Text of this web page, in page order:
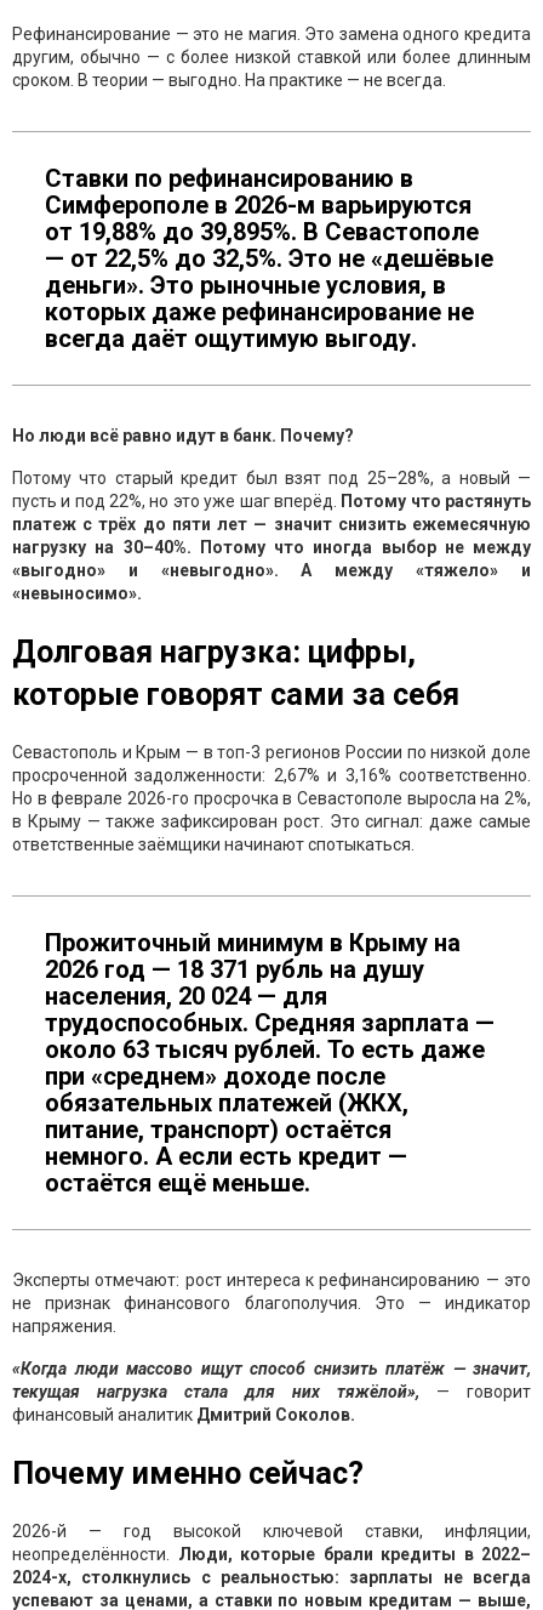
Рефинансирование — это не магия. Это замена одного кредита
другим, обычно — с более низкой ставкой или более длинным
сроком. В теории — выгодно. На практике — не всегда.
Ставки по рефинансированию в
Симферополе в 2026-м варьируются
от 19,88% до 39,895%. В Севастополе
— от 22,5% до 32,5%. Это не «дешёвые
деньги». Это рыночные условия, в
которых даже рефинансирование не
всегда даёт ощутимую выгоду.
Но люди всё равно идут в банк. Почему?
Потому что старый кредит был взят под 25–28%, а новый —
пусть и под 22%, но это уже шаг вперёд.
Потому что растянуть
платеж с трёх до пяти лет — значит снизить ежемесячную
нагрузку на 30–40%. Потому что иногда выбор не между
«выгодно» и «невыгодно». А между «тяжело» и
«невыносимо».
Долговая нагрузка: цифры,
которые говорят сами за себя
Севастополь и Крым — в топ-3 регионов России по низкой доле
просроченной задолженности: 2,67% и 3,16% соответственно.
Но в феврале 2026-го просрочка в Севастополе выросла на 2%,
в Крыму — также зафиксирован рост. Это сигнал: даже самые
ответственные заёмщики начинают спотыкаться.
Прожиточный минимум в Крыму на
2026 год — 18 371 рубль на душу
населения, 20 024 — для
трудоспособных. Средняя зарплата —
около 63 тысяч рублей. То есть даже
при «среднем» доходе после
обязательных платежей (ЖКХ,
питание, транспорт) остаётся
немного. А если есть кредит —
остаётся ещё меньше.
Эксперты отмечают: рост интереса к рефинансированию — это
не признак финансового благополучия. Это — индикатор
напряжения.
«Когда люди массово ищут способ снизить платёж — значит,
текущая нагрузка стала для них тяжёлой», — говорит
финансовый аналитик Дмитрий Соколов.
Почему именно сейчас?
2026-й — год высокой ключевой ставки, инфляции,
неопределённости. Люди, которые брали кредиты в 2022–
2024-х, столкнулись с реальностью: зарплаты не всегда
успевают за ценами, а ставки по новым кредитам — выше,